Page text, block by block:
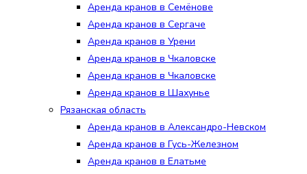
Аренда кранов в Семёнове
Аренда кранов в Сергаче
Аренда кранов в Урени
Аренда кранов в Чкаловске
Аренда кранов в Чкаловске
Аренда кранов в Шахунье
Рязанская область
Аренда кранов в Александро-Невском
Аренда кранов в Гусь-Железном
Аренда кранов в Елатьме